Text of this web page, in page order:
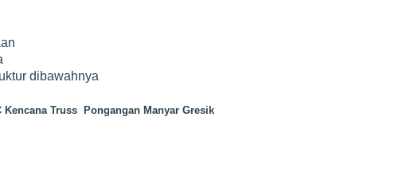
dibawahnya
Kencana Truss Pongangan Manyar Gresik